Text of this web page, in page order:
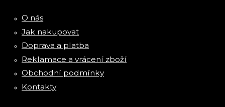
O nás
Jak nakupovat
Doprava a platba
Reklamace a vrácení zboží
Obchodní podmínky
Kontakty